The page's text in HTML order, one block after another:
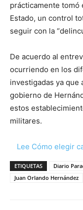
prácticamente
Estado, un control
seguir con la
De acuerdo al
ocurriendo en los
investigadas ya que
gobierno de
estos
militares.
Lee Cómo elegir
ETIQUETAS Diario
Juan Orlando Hernández